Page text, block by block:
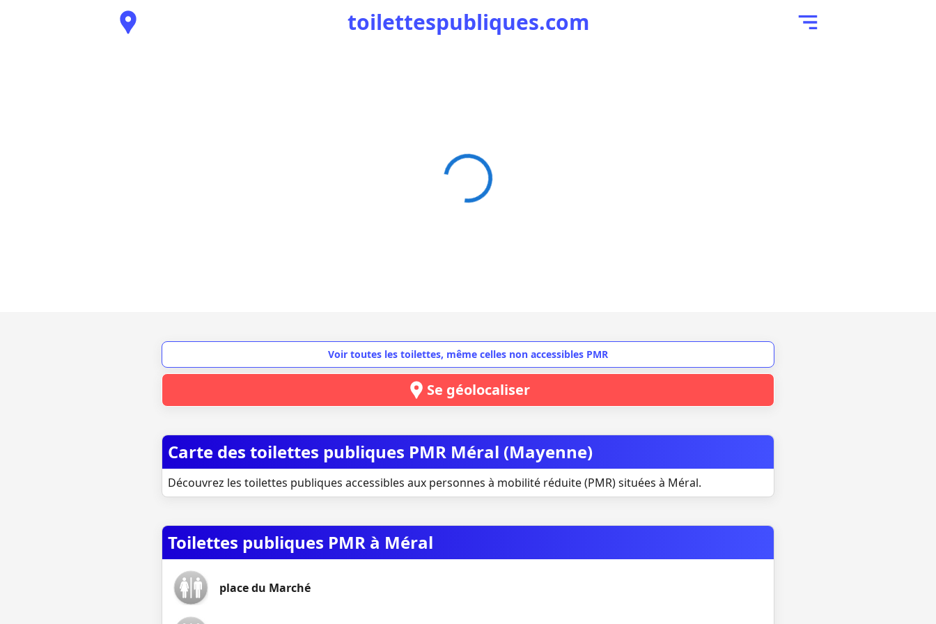
toilettespubliques.com
Voir toutes les toilettes, même celles non accessibles PMR
Se géolocaliser
Carte des toilettes publiques PMR Méral (Mayenne)
Découvrez les toilettes publiques accessibles aux personnes à mobilité réduite (PMR) situées à Méral.
Toilettes publiques PMR à Méral
place du Marché